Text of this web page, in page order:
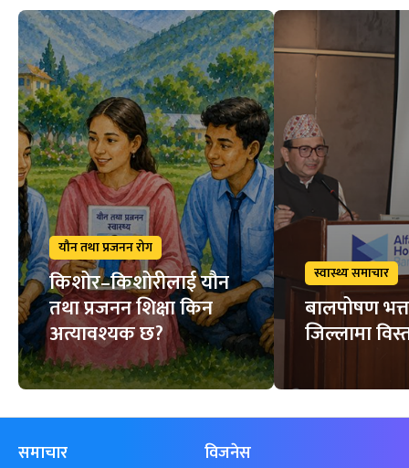
यौन तथा प्रजनन रोग
किशोर–किशोरीलाई यौन
तथा प्रजनन शिक्षा किन
अत्यावश्यक छ?
स्वास्थ्य समाचार
बालपोषण
जिल्लामा
समाचार विजनेस